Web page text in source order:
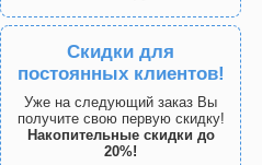
Скидки для
постоянных клиентов!
Уже на следующий заказ Вы
получите свою первую скидку!
Накопительные скидки до
20%!